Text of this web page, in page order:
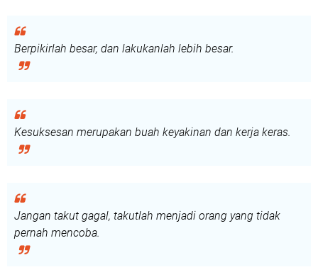
Berpikirlah besar, dan lakukanlah lebih besar.
Kesuksesan merupakan buah keyakinan dan kerja keras.
Jangan takut gagal, takutlah menjadi orang yang tidak
pernah mencoba.